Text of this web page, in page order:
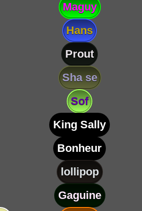
Maguy
Hans
Prout
Sha se
Sof
King Sally
Bonheur
lollipop
Gaguine